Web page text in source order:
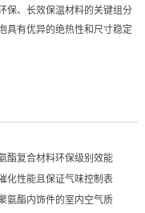
保、长效保温材料的关键组分
具有优异的绝热性和尺寸稳定
酯复合材料环保级别效能
化性能且保证气味控制表
氨酯内饰件的室内空气质